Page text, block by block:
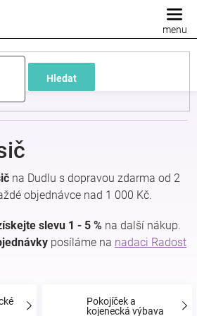
Hledat
na Dudlu s dopravou zdarma od 2
objednávce nad 1 000 Kč.
slevu 1 - 5 % na další nákup.
posíláme na nadaci Radost
Pokojíček a
kojenecká výbava